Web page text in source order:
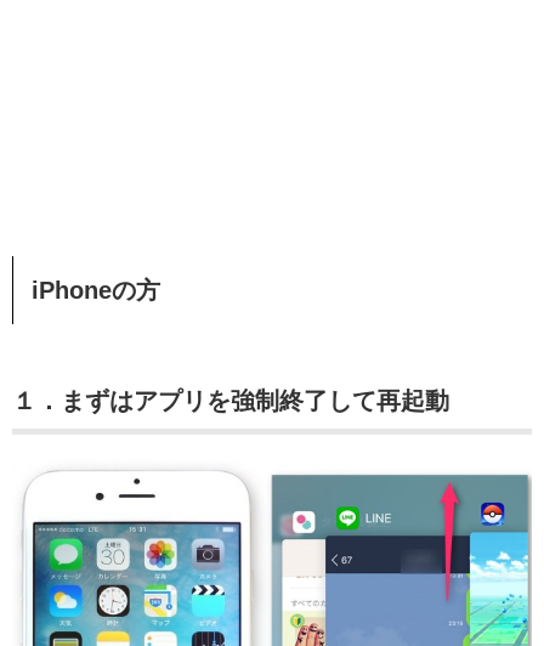
iPhoneの方
１．まずはアプリを強制終了して再起動